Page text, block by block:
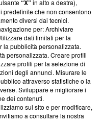
Carlo Frasca, 3 - 6900
“X”in alto a destra),
che non consentono
diversi dai tecnici.
per: Archiviare
dati limitati per la
la pubblicità personalizzata.
personalizzata. Creare profili
profili per la selezione di
degli annunci. Misurare le
attraverso statistiche o la
Sviluppare e migliorare i
dei contenuti.
sul sito e per modificare,
a consultare la nostra